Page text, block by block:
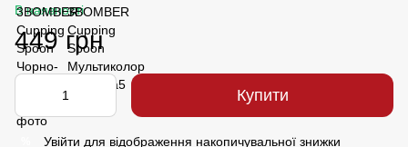
В наявності
449 грн
Купити
Увійти для відображення накопичувальної знижки